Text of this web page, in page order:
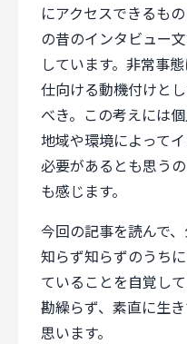
にアクセスできるも
の昔のインタビュー
しています。非常事
仕向ける動機付けと
べき。この考えには
地域や環境によって
必要があるとも思う
も感じます。
今回の記事を読んで
知らず知らずのうち
ていることを自覚し
勘繰らず、素直に生
思います。